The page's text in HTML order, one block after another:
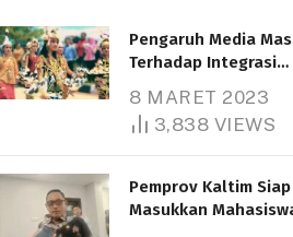
Pengaruh Media
Terhadap Integrasi
8 MARET 2023
3,838 VIEWS
Pemprov Kaltim Siap
Masukkan